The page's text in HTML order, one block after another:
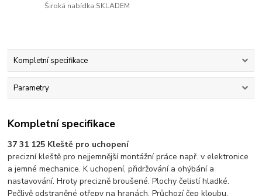
Široká nabídka SKLADEM
Kompletní specifikace
Parametry
Kompletní specifikace
37 31 125 Kleště pro uchopení
precizní kleště pro nejjemnější montážní práce např. v elektronice
a jemné mechanice. K uchopení, přidržování a ohýbání a
nastavování. Hroty precizně broušené. Plochy čelistí hladké.
Pečlivě odstraněné otřepy na hranách. Průchozí čep kloubu.